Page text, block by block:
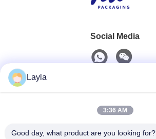
Social Media
0086-18688885859
Layla
3:36 AM
Good day, what product are you looking for?